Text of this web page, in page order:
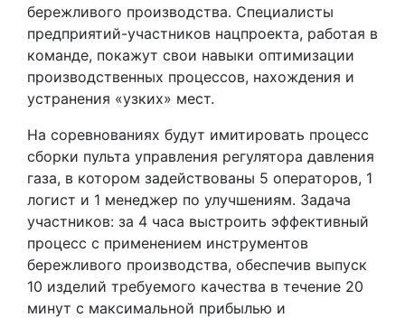
бережливого производства. Специалисты
предприятий-участников нацпроекта, работая в
команде, покажут свои навыки оптимизации
производственных процессов, нахождения и
устранения «узких» мест.
На соревнованиях будут имитировать процесс
сборки пульта управления регулятора давления
газа, в котором задействованы 5 операторов, 1
логист и 1 менеджер по улучшениям. Задача
участников: за 4 часа выстроить эффективный
процесс с применением инструментов
бережливого производства, обеспечив выпуск
10 изделий требуемого качества в течение 20
минут с максимальной прибылью и